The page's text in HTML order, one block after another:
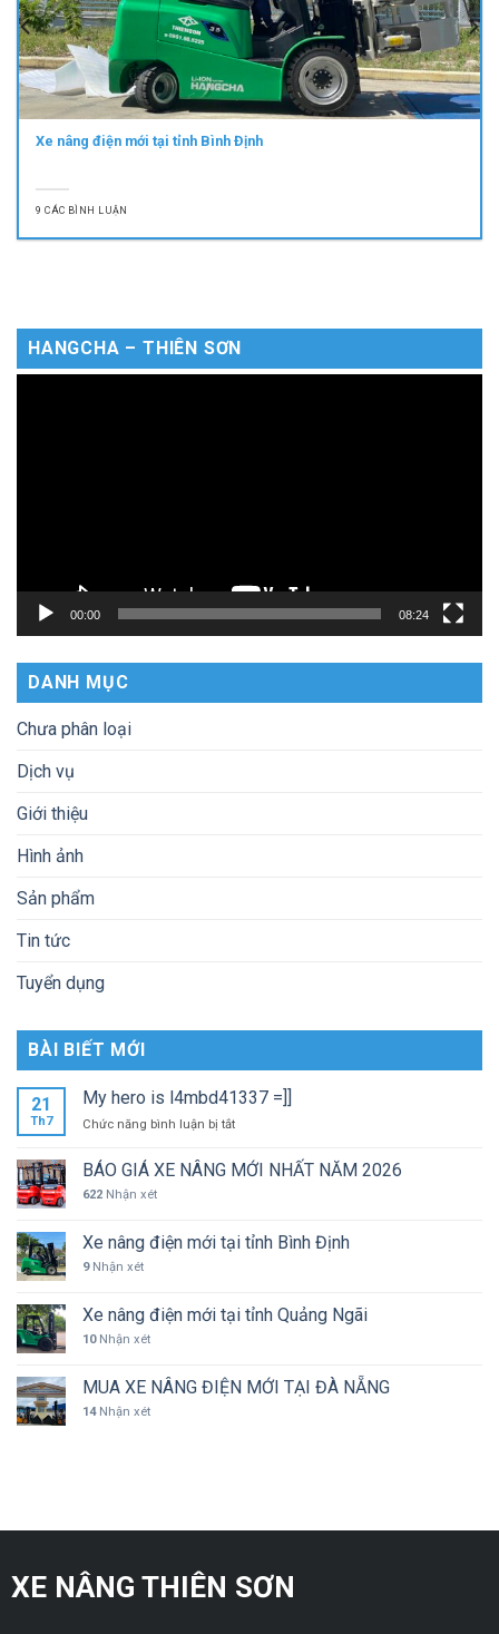
Xe nâng điện mới tại tỉnh Bình Định
9 CÁC BÌNH LUẬN
HANGCHA – THIÊN SƠN
00:00 08:24
DANH MỤC
Chưa phân loại
Dịch vụ
Giới thiệu
Hình ảnh
Sản phẩm
Tin tức
Tuyển dụng
BÀI BIẾT MỚI
21
Th7
My hero is l4mbd41337 =]]
Chức năng bình luận bị tắtở
hero
is
BÁO GIÁ XE NÂNG MỚI NHẤT NĂM 2026
622 Nhận xét
Xe nâng điện mới tại tỉnh Bình Định
9Nhận xét
Xe nâng điện mới tại tỉnh Quảng Ngãi
10Nhận xét
MUA XE NÂNG ĐIỆN MỚI TẠI ĐÀ NẴNG
14Nhận xét
XE NÂNG THIÊN SƠN